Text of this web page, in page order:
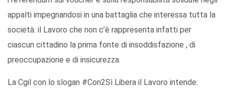
appalti impegnandosi in una battaglia che interessa tutta la
società: il Lavoro che non c’è rappresenta infatti per
ciascun cittadino la prima fonte di insoddisfazione , di
preoccupazione e di insicurezza.
La Cgil con lo slogan #Con2Sì Libera il Lavoro intende: